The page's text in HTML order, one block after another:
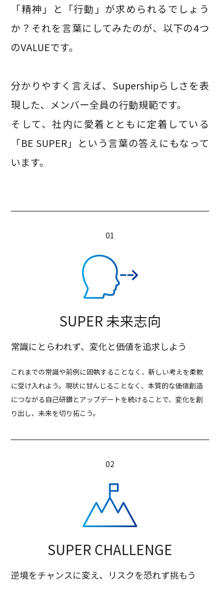
「精神」と「行動」が求められるでしょう
か？それを言葉にしてみたのが、以下の4つ
のVALUEです。
分かりやすく言えば、Supershipらしさを表
現した、メンバー全員の行動規範です。
そして、社内に愛着とともに定着している
「BE SUPER」という言葉の答えにもなって
います。
SUPER 未来志向
常識にとらわれず、変化と価値を追求しよう
これまでの常識や前例に固執することなく、新しい考えを柔軟
に受け入れよう。現状に甘んじることなく、本質的な価値創造
につながる自己研鑽とアップデートを続けることで、変化を創
り出し、未来を切り拓こう。
SUPER CHALLENGE
逆境をチャンスに変え、リスクを恐れず挑もう